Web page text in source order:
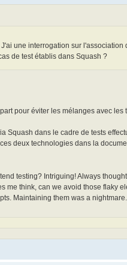
une interrogation sur
de test établis dans Squash ?
pour éviter les mélanges avec les
Squash dans le cadre de tests
deux technologies dans la
testing? Intriguing! Always
me think, can we avoid those flaky
Maintaining them was a